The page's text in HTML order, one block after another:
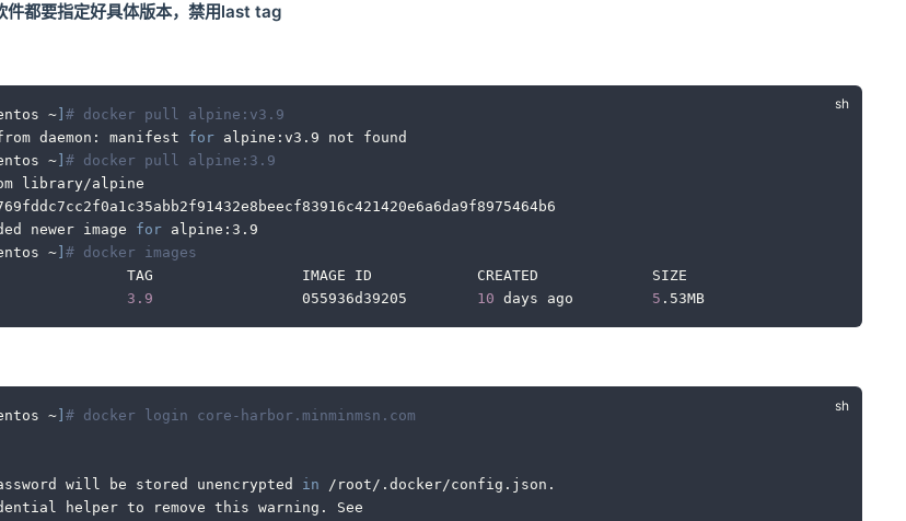
件都要指定好具体版本，禁用last tag
~] # docker pull alpine:v3.9
daemon: manifest for alpine:v3.9 not found
~] # docker pull alpine:3.9
library/alpine
newer image for alpine:3.9
~] # docker images
TAG                 IMAGE ID            CREATED             SIZE
3.9
                 055936d39205
10 days ago 5 .53MB
~ # docker login core-harbor.minminmsn.com
will be stored unencrypted in /root/.docker/config.json.
helper to remove this warning. See